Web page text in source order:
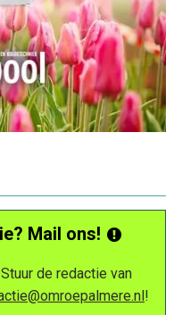
Mail ons!
de redactie van
!